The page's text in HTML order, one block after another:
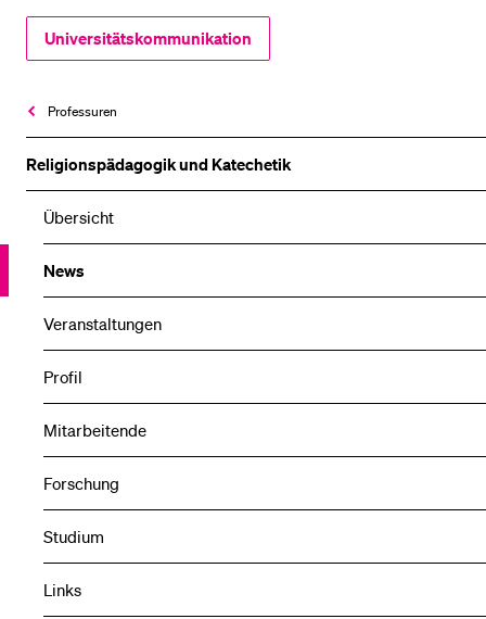
Professuren
Religionspädagogik und Katechetik
Übersicht
News
Veranstaltungen
Profil
Mitarbeitende
Forschung
Studium
Links
Universitätskommunikation